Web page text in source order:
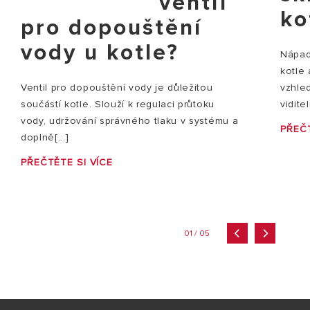
pro dopouštění
vody u kotle?
Ventil pro dopouštění vody je důležitou
součástí kotle. Slouží k regulaci průtoku
vody, udržování správného tlaku v systému a
doplně[...]
PŘEČTĚTE SI VÍCE
kotle
01 / 05